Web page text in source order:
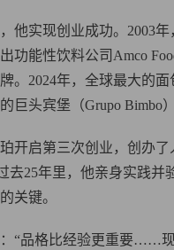
他实现创业成功。2003
功能性饮料公司Amco
。2024年，全球最大的
巨头宾堡（Grupo Bimbo
开启第三次创业，创办
去25年里，他亲身实践并
关键。
“品格比经验更重要……现